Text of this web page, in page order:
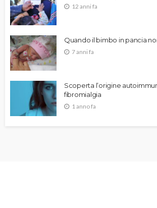
12 anni fa
Quando il bimbo in pancia
7 anni fa
Scoperta l’origine
fibromialgia
1 anno fa